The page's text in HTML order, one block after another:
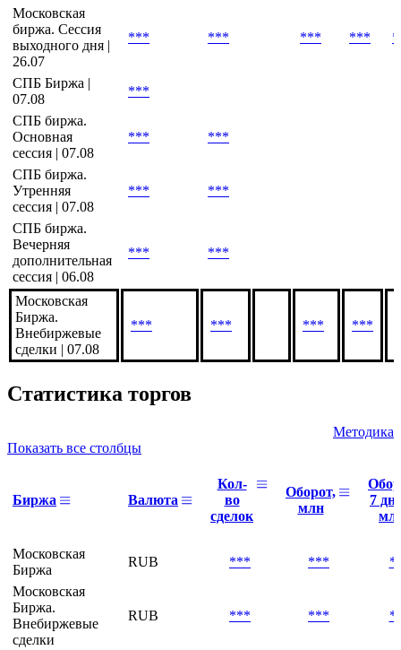
Московская
биржа. Сессия
выходного дня |
26.07
*** *** *** ***
СПБ Биржа |
07.08
***
СПБ биржа.
Основная
сессия | 07.08
*** ***
СПБ биржа.
Утренняя
сессия | 07.08
*** ***
СПБ биржа.
Вечерняя
дополнительная
сессия | 06.08
*** ***
Московская
Биржа.
Внебиржевые
сделки | 07.08
*** *** *** ***
Статистика торгов
Методика
Показать все столбцы
Биржа Валюта
Кол-
во
сделок
Оборот,
млн
7
Московская
Биржа
RUB *** ***
Московская
Биржа.
Внебиржевые
сделки
RUB *** ***